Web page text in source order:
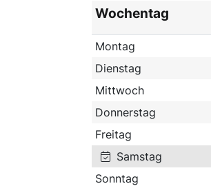
Wochentag
Montag
Dienstag
Mittwoch
Donnerstag
Freitag
Samstag
Sonntag